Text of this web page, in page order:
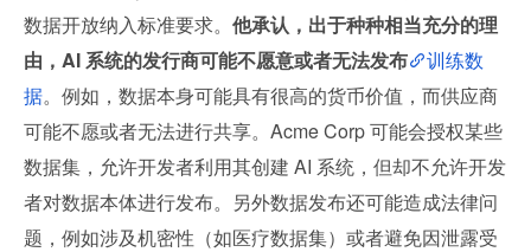
数据开放纳入标准要求。 他承认，出于种种相当充分的理
由，AI 系统的发行商可能不愿意或者无法发布
训练数
据。例如，数据本身可能具有很高的货币价值，而供应商
可能不愿或者无法进行共享。Acme Corp 可能会授权某些
数据集，允许开发者利用其创建 AI 系统，但却不允许开发
者对数据本体进行发布。另外数据发布还可能造成法律问
题，例如涉及机密性（如医疗数据集）或者避免因泄露受